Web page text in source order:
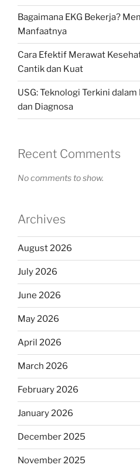
Bagaimana EKG Bekerja?
Manfaatnya
Cara Efektif Merawat
Cantik dan Kuat
USG: Teknologi Terkini
dan Diagnosa
Recent Comments
No comments to show.
Archives
August 2026
July 2026
June 2026
May 2026
April 2026
March 2026
February 2026
January 2026
December 2025
November 2025